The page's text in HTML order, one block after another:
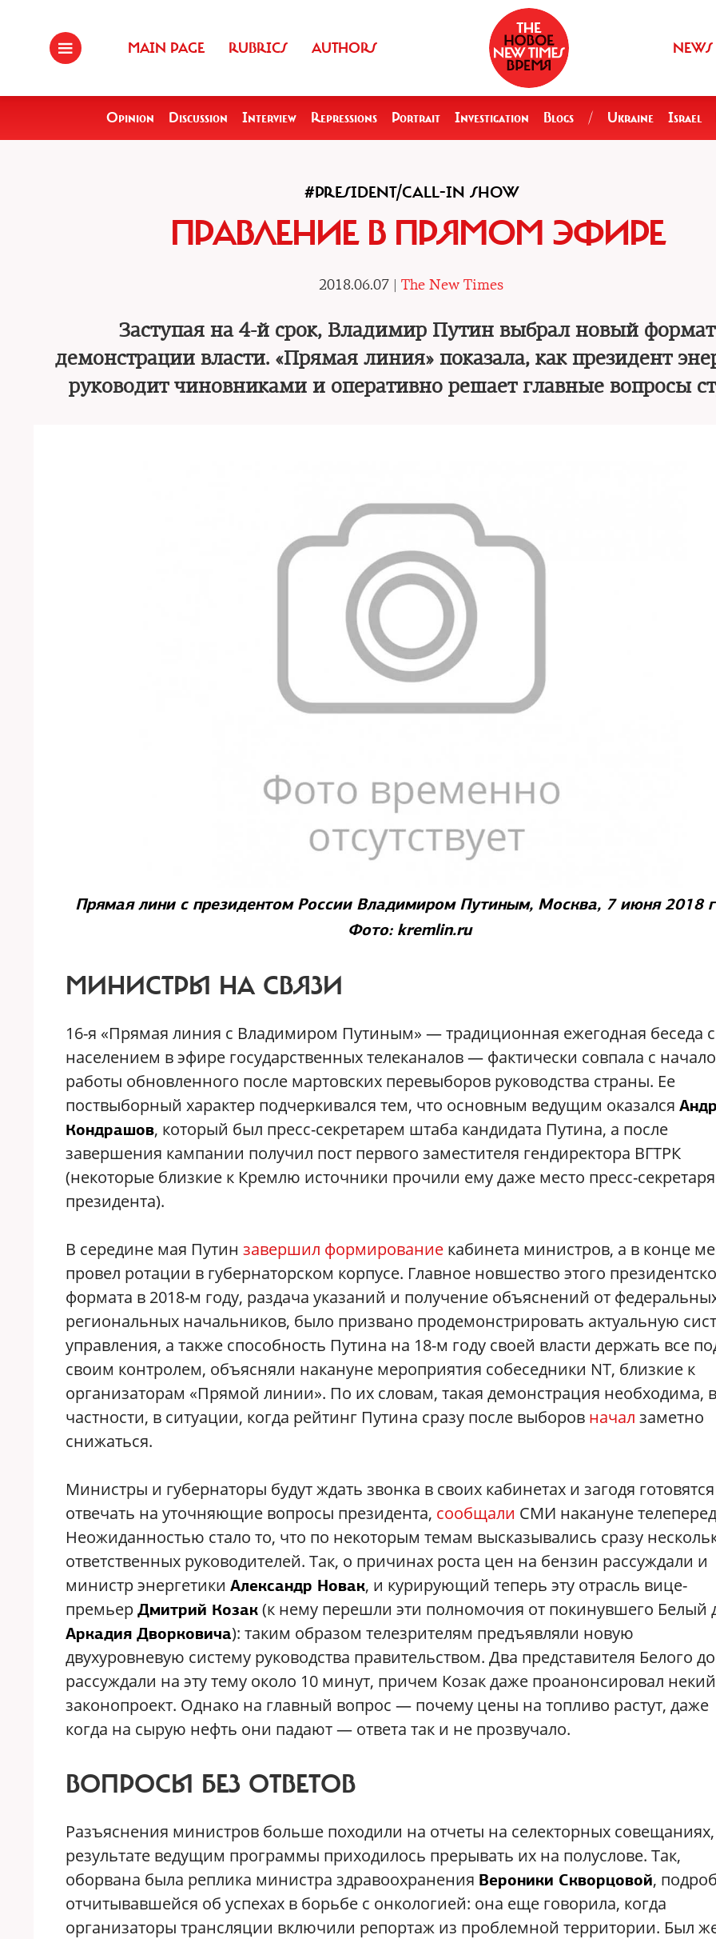
MAIN PAGE RUBRICS AUTHORS NEWS
Opinion Discussion Interview Repressions Portrait Investigation Blogs / Ukraine Israel
#PRESIDENT/CALL-IN SHOW
ПРАВЛЕНИЕ В ПРЯМОМ ЭФИРЕ
2018.06.07 | The New Times
Заступая на 4-й срок, Владимир Путин выбрал новый формат
демонстрации власти. «Прямая линия» показала, как президент
руководит чиновниками и оперативно решает главные вопросы
Прямая лини с президентом России Владимиром Путиным, Москва, 7 июня 2018
Фото: kremlin.ru
МИНИСТРЫ НА СВЯЗИ
16-я «Прямая линия с Владимиром Путиным» — традиционная ежегодная беседа с
населением в эфире государственных телеканалов — фактически совпала с
работы обновленного после мартовских перевыборов руководства страны. Ее
поствыборный характер подчеркивался тем, что основным ведущим оказался
Кондрашов, который был пресс-секретарем штаба кандидата Путина, а после
завершения кампании получил пост первого заместителя гендиректора ВГТРК
(некоторые близкие к Кремлю источники прочили ему даже место пресс-секретаря
президента).
В середине мая Путин завершил формирование кабинета министров, а в конце
провел ротации в губернаторском корпусе. Главное новшество этого
формата в 2018-м году, раздача указаний и получение объяснений от
региональных начальников, было призвано продемонстрировать актуальную
управления, а также способность Путина на 18-м году своей власти держать все
своим контролем, объясняли накануне мероприятия собеседники NT, близкие к
организаторам «Прямой линии». По их словам, такая демонстрация необходима, в
частности, в ситуации, когда рейтинг Путина сразу после выборов начал заметно
снижаться.
Министры и губернаторы будут ждать звонка в своих кабинетах и загодя готовятся
отвечать на уточняющие вопросы президента, сообщали СМИ накануне
Неожиданностью стало то, что по некоторым темам высказывались сразу
ответственных руководителей. Так, о причинах роста цен на бензин рассуждали и
министр энергетики Александр Новак, и курирующий теперь эту отрасль вице-
премьерДмитрий Козак(к нему перешли эти полномочия от покинувшего Белый
Аркадия Дворковича): таким образом телезрителям предъявляли новую
двухуровневую систему руководства правительством. Два представителя Белого
рассуждали на эту тему около 10 минут, причем Козак даже проанонсировал некий
законопроект. Однако на главный вопрос — почему цены на топливо растут, даже
когда на сырую нефть они падают — ответа так и не прозвучало.
ВОПРОСЫ БЕЗ ОТВЕТОВ
Разъяснения министров больше походили на отчеты на селекторных
результате ведущим программы приходилось прерывать их на полуслове. Так,
оборвана была реплика министра здравоохранения Вероники Скворцовой,
отчитывавшейся об успехах в борьбе с онкологией: она еще говорила, когда
организаторы трансляции включили репортаж из проблемной территории. Был